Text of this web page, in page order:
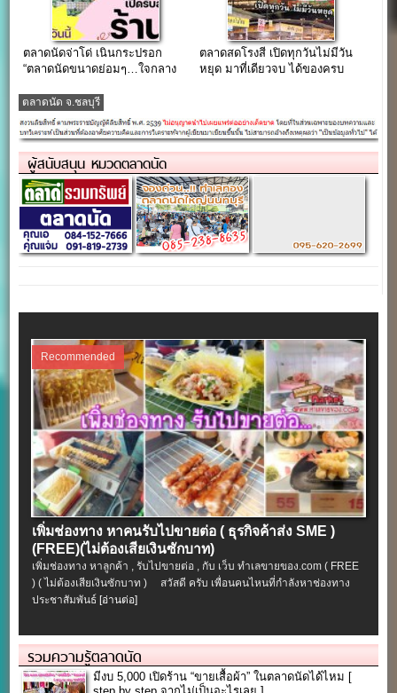
ตลาดนัดจ่าโด่ เนินกระปรอก
“ตลาดนัดขนาดย่อมๆ…ใจกลาง
ตลาดสดโรงสี เปิดทุกวันไม่มีวัน
หยุด มาที่เดียวจบ ได้ของครบ
ตลาดนัด จ.ชลบุรี
ผู้สนับสนุน หมวดตลาดนัด
Recommended
เพิ่มช่องทาง หาคนรับไปขายต่อ ( ธุรกิจค้าส่ง SME )
(FREE)(ไม่ต้องเสียเงินซักบาท)
เพิ่มช่องทาง หาลูกค้า , รับไปขายต่อ , กับ เว็บ ทำเลขายของ.com ( FREE
) ( ไม่ต้องเสียเงินซักบาท ) สวัสดี ครับ เพื่อนคนไหนที่กำลังหาช่องทาง
ประชาสัมพันธ์ [อ่านต่อ]
รวมความรู้ตลาดนัด
มีงบ 5,000 เปิดร้าน “ขายเสื้อผ้า” ในตลาดนัดได้ไหม [